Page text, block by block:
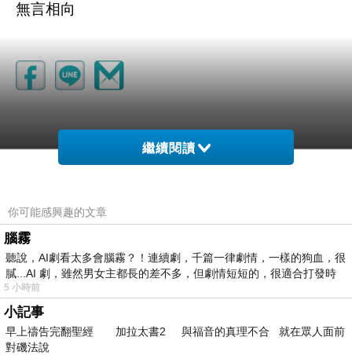
無言相向
藏龍
2008-01-19 20:27:58
因為藏龍不會寫這個^^ccc
假日愉快^_^
繼續閱讀
你可能感興趣的文章
腦霧
聽說，AI劇看太多會腦霧？！連續劇，千篇一律劇情，一樣的狗血，很
膩...AI 劇，雖然男女主都長的差不多，但劇情短短的，很適合打發時
5 小時前
小記事
早上禱告完翻聖經 加拉太書2 與福音的真理不合 就在眾人面前
對磯法說